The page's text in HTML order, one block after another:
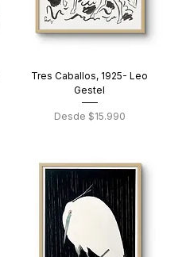
Tres Caballos, 1925- Leo
Gestel
Desde $15.990
Precio de oferta